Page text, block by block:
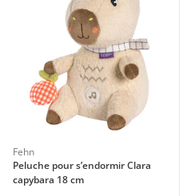
Fehn
Peluche pour s’endormir Clara
capybara 18 cm